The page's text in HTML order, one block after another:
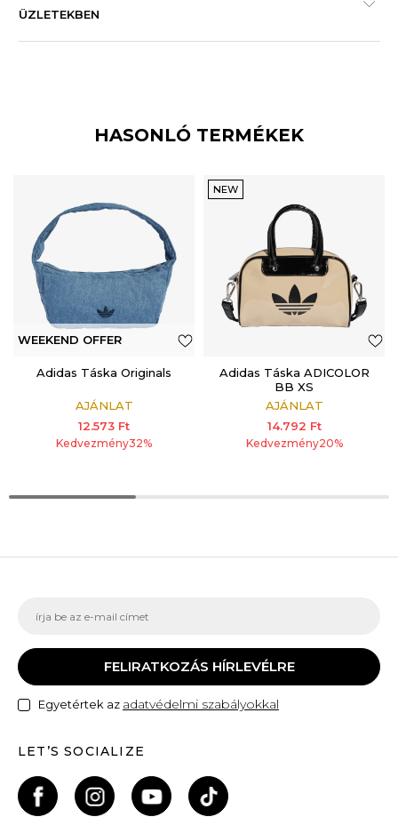
ÜZLETEKBEN
HASONLÓ TERMÉKEK
WEEKEND OFFER
ADDITIONAL 15%
Adidas Táska Originals
AJÁNLAT
12.573 Ft
Kedvezmény32%
NEW
Adidas Táska ADICOLOR
BB XS
AJÁNLAT
14.792 Ft
Kedvezmény20%
FELIRATKOZÁS HÍRLEVÉLRE
Egyetértek az adatvédelmi szabályokkal
LET’S SOCIALIZE